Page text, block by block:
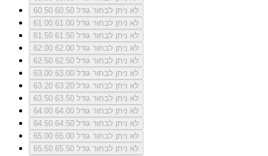
60.50
לא ניתן לבחור גודל 60.50
61.00
לא ניתן לבחור גודל 61.00
61.50
לא ניתן לבחור גודל 61.50
62.00
לא ניתן לבחור גודל 62.00
62.50
לא ניתן לבחור גודל 62.50
63.00
לא ניתן לבחור גודל 63.00
63.20
לא ניתן לבחור גודל 63.20
63.50
לא ניתן לבחור גודל 63.50
64.00
לא ניתן לבחור גודל 64.00
64.50
לא ניתן לבחור גודל 64.50
65.00
לא ניתן לבחור גודל 65.00
65.50
לא ניתן לבחור גודל 65.50